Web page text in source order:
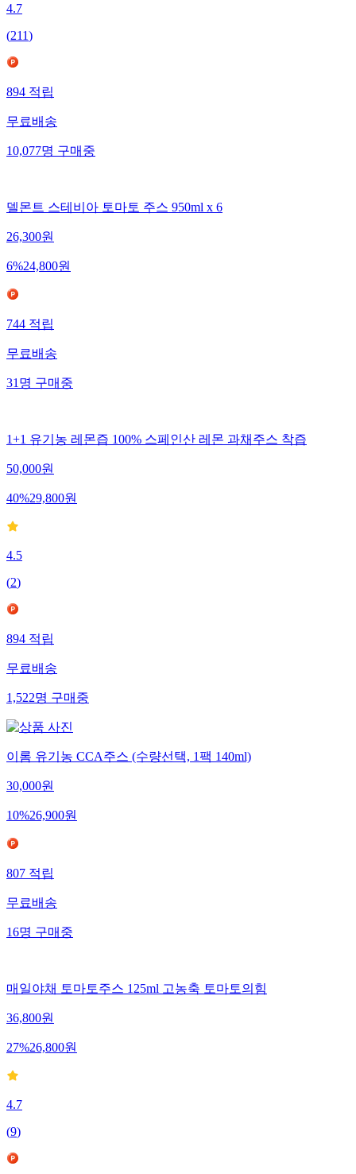
4.7
(211)
894적립
무료배송
10,077명구매중
델몬트 스테비아 토마토 주스 950ml x 6
26,300원
6%24,800원
744적립
무료배송
31명구매중
1+1 유기농 레몬즙 100% 스페인산 레몬 과채주스 착즙
50,000원
40%29,800원
4.5
(2)
894적립
무료배송
1,522명구매중
이롬 유기농 CCA주스 (수량선택, 1팩 140ml)
30,000원
10%26,900원
807적립
무료배송
16명구매중
매일야채 토마토주스 125ml 고농축 토마토의힘
36,800원
27%26,800원
4.7
(9)